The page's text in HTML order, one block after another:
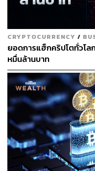
ทั้งนี้ ก.ล.ต. ได้เผยแพร่เ
ประกาศเกี่ยวกับแนวทาง
อร์เรนซี บนเว็บไซต์ ก.ล.
tail.aspx?SECID=874แล
Law.go.th ผู้ที่สนใจสามา
หรือทางอีเมล
sec.or.thจนถึงวันที่ 24 กุม
ข่าวที่เกี่ยวข้อง
ก.ล.ต. เล็งกำหนด
าท พร้อมมองว่าเห
‘Zipmex’ ปิดดีลระ
แท่นหุ้นใหญ่
CRYPTOCURRENCY /
ยอดการแฮ็กคริปโตทั่วโ
หมื่นล้านบาท